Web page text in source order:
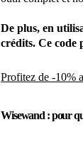
De plus, en
crédits. Ce code
Profitez de -10%
Wisewand : pour